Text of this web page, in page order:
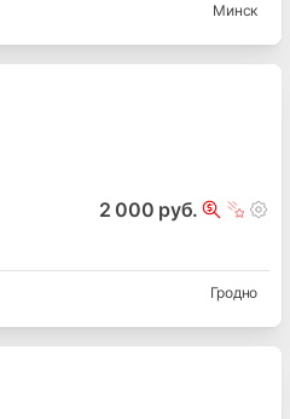
Минск
2 000 руб.
Гродно